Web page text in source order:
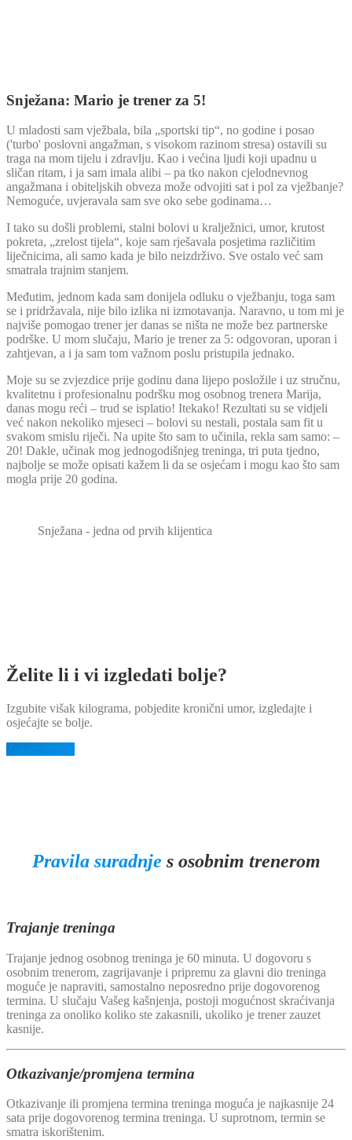
Snježana: Mario je trener za 5!
U mladosti sam vježbala, bila „sportski tip“, no godine i posao
('turbo' poslovni angažman, s visokom razinom stresa) ostavili su
traga na mom tijelu i zdravlju. Kao i većina ljudi koji upadnu u
sličan ritam, i ja sam imala alibi – pa tko nakon cjelodnevnog
angažmana i obiteljskih obveza može odvojiti sat i pol za vježbanje?
Nemoguće, uvjeravala sam sve oko sebe godinama…
I tako su došli problemi, stalni bolovi u kralježnici, umor, krutost
pokreta, „zrelost tijela“, koje sam rješavala posjetima različitim
liječnicima, ali samo kada je bilo neizdrživo. Sve ostalo već sam
smatrala trajnim stanjem.
Međutim, jednom kada sam donijela odluku o vježbanju, toga sam
se i pridržavala, nije bilo izlika ni izmotavanja. Naravno, u tom mi je
najviše pomogao trener jer danas se ništa ne može bez partnerske
podrške. U mom slučaju, Mario je trener za 5: odgovoran, uporan i
zahtjevan, a i ja sam tom važnom poslu pristupila jednako.
Moje su se zvjezdice prije godinu dana lijepo posložile i uz stručnu,
kvalitetnu i profesionalnu podršku mog osobnog trenera Marija,
danas mogu reći – trud se isplatio! Itekako! Rezultati su se vidjeli
već nakon nekoliko mjeseci – bolovi su nestali, postala sam fit u
svakom smislu riječi. Na upite što sam to učinila, rekla sam samo: –
20! Dakle, učinak mog jednogodišnjeg treninga, tri puta tjedno,
najbolje se može opisati kažem li da se osjećam i mogu kao što sam
mogla prije 20 godina.
Snježana - jedna od prvih klijentica
Želite li i vi izgledati bolje?
Izgubite višak kilograma, pobjedite kronični umor, izgledajte i
osjećajte se bolje.
Zakaži termin
Pravila suradnje s osobnim trenerom
Trajanje treninga
Trajanje jednog osobnog treninga je 60 minuta. U dogovoru s
osobnim trenerom, zagrijavanje i pripremu za glavni dio treninga
moguće je napraviti, samostalno neposredno prije dogovorenog
termina. U slučaju Vašeg kašnjenja, postoji mogućnost skraćivanja
treninga za onoliko koliko ste zakasnili, ukoliko je trener zauzet
kasnije.
Otkazivanje/promjena termina
Otkazivanje ili promjena termina treninga moguća je najkasnije 24
sata prije dogovorenog termina treninga. U suprotnom, termin se
smatra iskorištenim.